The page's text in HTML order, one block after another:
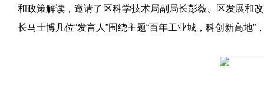
和政策解读，邀请了区科学技术局副局长彭薇、区发展和
长马士博几位“发言人 ”围绕主题“百年工业城，科创新高地”